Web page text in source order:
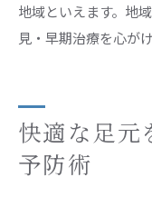
地域といえます。地
見・早期治療を心が
快適な足元
予防術